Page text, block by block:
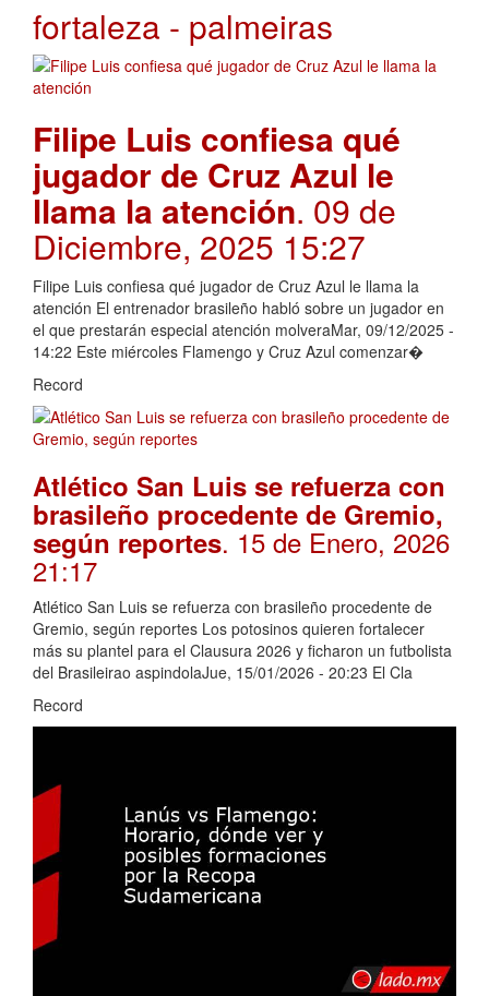
fortaleza - palmeiras
Filipe Luis confiesa qué
jugador de Cruz Azul le
llama la atención. 09 de
Diciembre, 2025 15:27
Filipe Luis confiesa qué jugador de Cruz Azul le llama la
atención El entrenador brasileño habló sobre un jugador en
el que prestarán especial atención molveraMar, 09/12/2025 -
14:22 Este miércoles Flamengo y Cruz Azul comenzar�
Record
Atlético San Luis se refuerza con
brasileño procedente de Gremio,
según reportes. 15 de Enero, 2026
21:17
Atlético San Luis se refuerza con brasileño procedente de
Gremio, según reportes Los potosinos quieren fortalecer
más su plantel para el Clausura 2026 y ficharon un futbolista
del Brasileirao aspindolaJue, 15/01/2026 - 20:23 El Cla
Record